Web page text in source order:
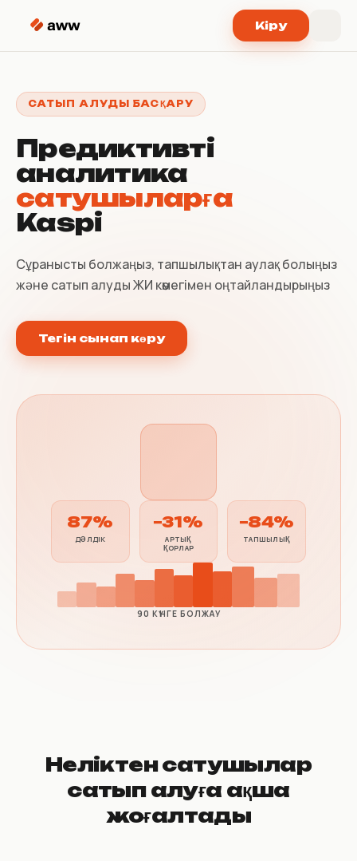
Кіру
САТЫП АЛУДЫ БАСҚАРУ
Предиктивті
аналитика
сатушыларға
Kaspi
Сұранысты болжаңыз, тапшылықтан аулақ болыңыз
және сатып алуды ЖИ көмегімен оңтайландырыңыз
Тегін сынап көру
87%
ДӘЛДІК
−31%
АРТЫҚ
ҚОРЛАР
−84%
ТАПШЫЛЫҚ
90 КҮНГЕ БОЛЖАУ
Неліктен сатушылар
сатып алуға ақша
жоғалтады